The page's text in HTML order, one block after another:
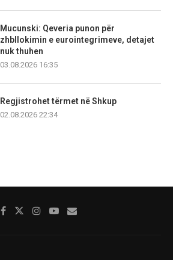
Mucunski: Qeveria punon për
zhbllokimin e eurointegrimeve, detajet
nuk thuhen
03.08.2026 16:35
Regjistrohet tërmet në Shkup
02.08.2026 22:34